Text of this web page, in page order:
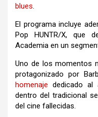
blues
El programa incluye
Pop HUNTR/X, que
Academia en un
Uno de los momentos
protagonizado por
homenaje dedicado
dentro del tradicional
del cine fallecidas.